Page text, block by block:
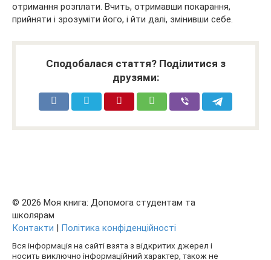
отримання розплати. Вчить, отримавши покарання,
прийняти і зрозуміти його, і йти далі, змінивши себе.
Сподобалася стаття? Поділитися з
друзями:
© 2026 Моя книга: Допомога студентам та
школярам
Контакти | Політика конфіденційності
Вся інформація на сайті взята з відкритих джерел і
носить виключно інформаційний характер, також не